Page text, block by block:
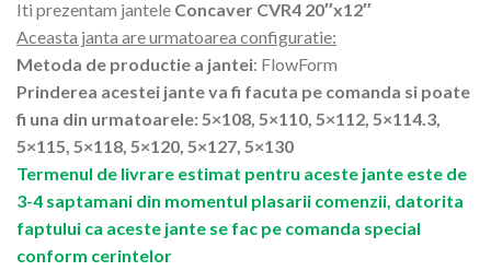
Iti prezentam jantele Concaver CVR4 20″x12″
Aceasta janta are urmatoarea configuratie:
Metoda de productie a jantei: FlowForm
Prinderea acestei jante va fi facuta pe comanda si poate
fi una din urmatoarele: 5×108, 5×110, 5×112, 5×114.3,
5×115, 5×118, 5×120, 5×127, 5×130
Termenul de livrare estimat pentru aceste jante este de
3-4 saptamani din momentul plasarii comenzii, datorita
faptului ca aceste jante se fac pe comanda special
conform cerintelor